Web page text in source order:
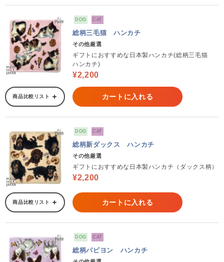
DOG CAT
総柄三毛猫 ハンカチ
その他厳選
ギフトにおすすめな日本製ハンカチ(総柄三毛猫
ハンカチ)
¥2,200
商品比較リスト カートに入れる
DOG CAT
総柄新ダックス ハンカチ
その他厳選
ギフトにおすすめな日本製ハンカチ（ダックス柄）
¥2,200
商品比較リスト カートに入れる
DOG CAT
総柄パピヨン ハンカチ